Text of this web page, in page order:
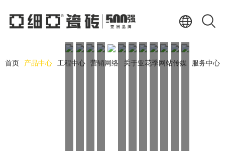
首页 产品中心 工程中心 营销网络 关于亚花季网站传媒 服务中心